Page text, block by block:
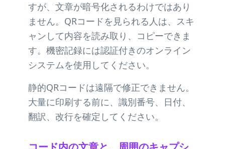
すが、文章が暗号化されるわけではあり
ません。QRコードを見られる人は、スキ
ャンして内容を読み取り、コピーできま
す。機密記録には認証付きのオンライン
システムを使用してください。
静的QRコードは遠隔で修正できません。
大量に印刷する前に、識別番号、日付、
翻訳、改行を確定してください。